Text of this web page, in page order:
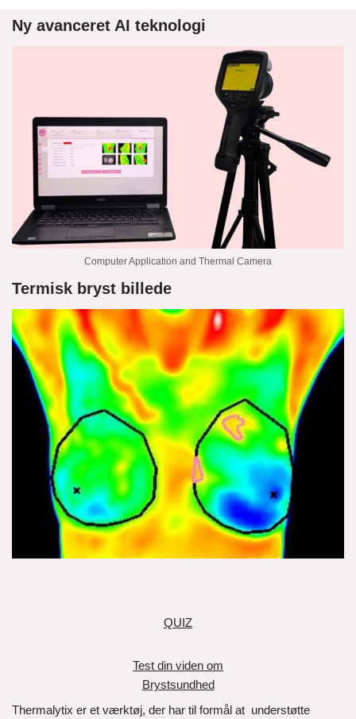
Ny avanceret AI teknologi
Computer Application and Thermal Camera
Termisk bryst billede
QUIZ
Test din viden om
Brystsundhed
Thermalytix er et værktøj, der har til formål at understøtte